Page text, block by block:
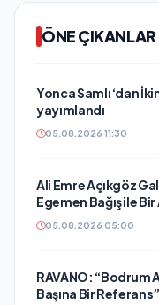
ÖNE ÇIKANLAR
Yonca Samlı ‘dan
yayımlandı
05.08.2026 11:30
Ali Emre Açıkgöz
Egemen Bağış ile
05.08.2026 05:00
RAVANO: “Bodrum
Başına Bir Referans”